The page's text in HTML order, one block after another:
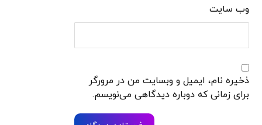
وب‌ سایت
ذخیره نام، ایمیل و وبسایت من در مرورگر
برای زمانی که دوباره دیدگاهی می‌نویسم.